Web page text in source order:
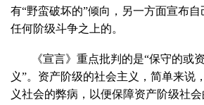
有“野蛮破坏的”倾向，另一方面宣布
任何阶级斗争之上的。
《宣言》重点批判的是“保守的或
义”。资产阶级的社会主义，简单来说
义社会的弊病，以便保障资产阶级社会